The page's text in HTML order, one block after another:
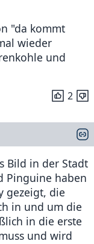
"da kommt
wieder
und
2
Bild in der Stadt
Pinguine haben
gezeigt, die
in und um die
in die erste
und wird